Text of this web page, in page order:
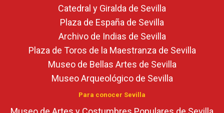
Catedral y Giralda de Sevilla
Plaza de España de Sevilla
Archivo de Indias de Sevilla
Plaza de Toros de la Maestranza de Sevilla
Museo de Bellas Artes de Sevilla
Museo Arqueológico de Sevilla
Para conocer Sevilla